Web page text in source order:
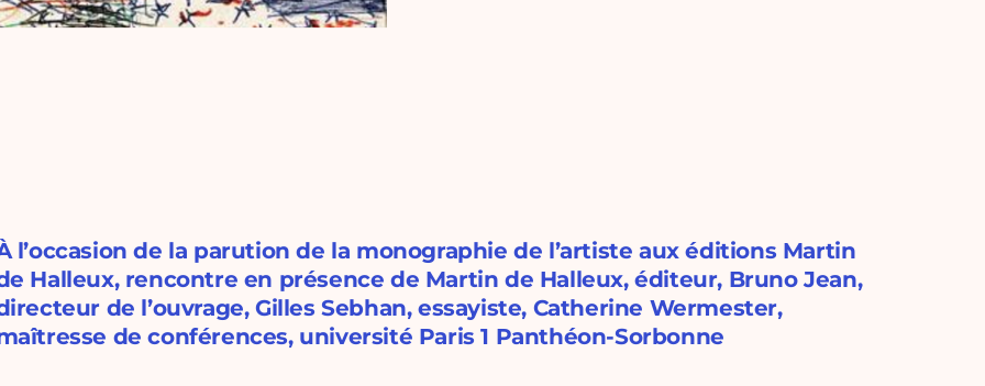
l’occasion de la parution de la monographie de l’artiste aux éditions Martin
Halleux, rencontre en présence de Martin de Halleux, éditeur, Bruno Jean,
de l’ouvrage, Gilles Sebhan, essayiste, Catherine Wermester,
de conférences, université Paris 1 Panthéon-Sorbonne